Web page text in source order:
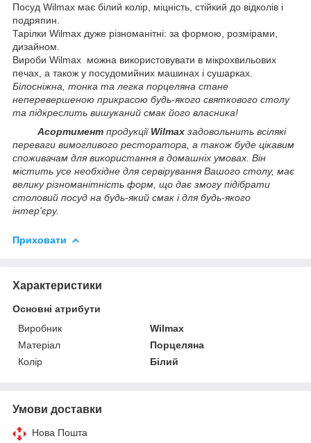
Посуд Wilmax має білий колір, міцність, стійкий до відколів і
подряпин.
Тарілки Wilmax дуже різноманітні: за формою, розмірами,
дизайном.
Вироби Wilmax можна використовувати в мікрохвильових
печах, а також у посудомийних машинах і сушарках.
Білосніжна, тонка та легка порцеляна стане
неперевершеною прикрасою будь-якого святкового столу
та підкреслить вишуканий смак його власника!
Асортимент продукціїWilmax задовольнить всілякі
переваги вимогливого ресторатора, а також буде цікавим
споживачам для використання в домашніх умовах. Він
містить усе необхідне для сервірування Вашого столу, має
велику різноманітність форм, що дає змогу підібрати
столовий посуд на будь-який смак і для будь-якого
інтер'єру.
Приховати
Характеристики
Основні атрибути
Виробник
Wilmax
Матеріал
Порцеляна
Колір
Білий
Умови доставки
Нова Пошта